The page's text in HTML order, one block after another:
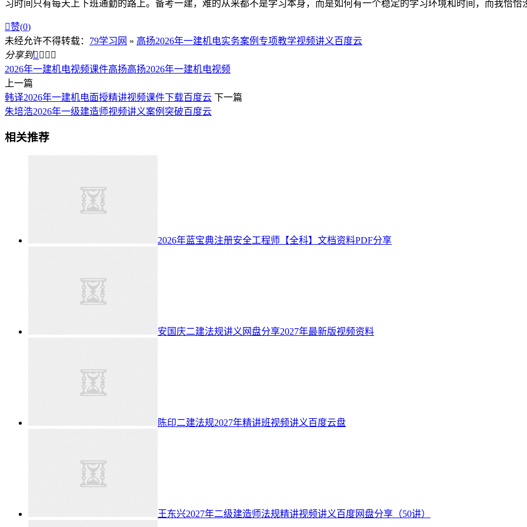
习时间只有每天上下班通勤的路上。备考一建，难的从来都不是学习本身，而是如何有一个稳定的学习环境和时间，而我恰恰
赞(0)
未经允许不得转载： 79学习网 » 高扬2026年一建机电实务案例专项教学视频讲义百度云
分享到   
2026年一建机电视频课件高扬高扬2026年一建机电视频
上一篇
韩译2026年一建机电面授精讲视频课件下载百度云 下一篇
朱培浩2026年一级建造师视频讲义案例突破百度云
相关推荐
2026年蓝宝典注册安全工程师【全科】文档资料PDF分享
安国庆二建法规讲义网盘分享2027年最新版视频资料
陈印二建法规2027年精讲班视频讲义百度云盘
王东兴2027年二级建造师法规精讲视频讲义百度网盘分享（50讲）